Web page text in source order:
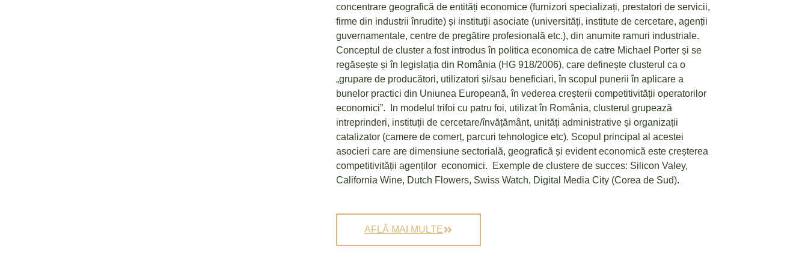
concentrare geografică de entități economice (furnizori specializați, prestatori de servicii,
firme din industrii înrudite) și instituții asociate (universități, institute de cercetare, agenții
guvernamentale, centre de pregătire profesională etc.), din anumite ramuri industriale.
Conceptul de cluster a fost introdus în politica economica de catre Michael Porter și se
regăsește și în legislația din România (HG 918/2006), care definește clusterul ca o
„grupare de producători, utilizatori și/sau beneficiari, în scopul punerii în aplicare a
bunelor practici din Uniunea Europeană, în vederea creșterii competitivității operatorilor
economici”. In modelul trifoi cu patru foi, utilizat în România, clusterul grupează
intreprinderi, instituții de cercetare/învățământ, unități administrative și organizații
catalizator (camere de comerț, parcuri tehnologice etc). Scopul principal al acestei
asocieri care are dimensiune sectorială, geografică și evident economică este creșterea
competitivității agenților economici. Exemple de clustere de succes: Silicon Valey,
California Wine, Dutch Flowers, Swiss Watch, Digital Media City (Corea de Sud).
AFLĂ MAI MULTE